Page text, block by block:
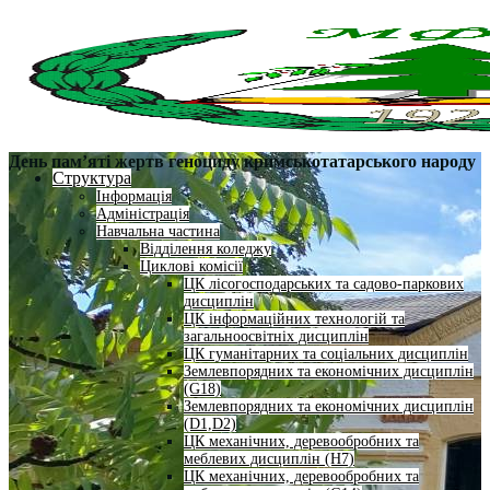
Структура
Інформація
Адміністрація
Навчальна частина
Відділення коледжу
Циклові комісії
ЦК лісогосподарських та садово-паркових
дисциплін
ЦК інформаційних технологій та
загальноосвітніх дисциплін
ЦК гуманітарних та соціальних дисциплін
Землевпорядних та економічних дисциплін
(G18)
Землевпорядних та економічних дисциплін
(D1,D2)
ЦК механічних, деревообробних та
меблевих дисциплін (H7)
ЦК механічних, деревообробних та
День пам’яті жертв геноциду кримськотатарського народу